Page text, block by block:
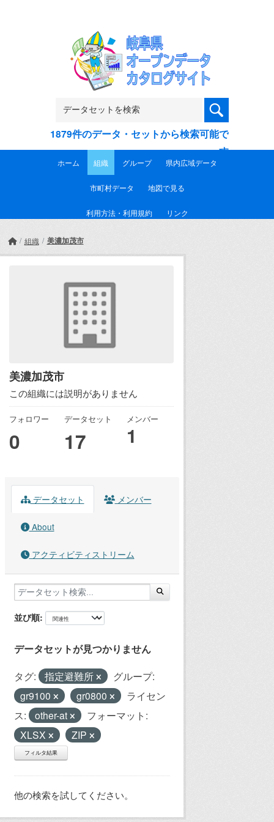
1879件のデータ・セットから検索可能で
す
ホーム 組織 グループ 県内広域データ
市町村データ 地図で見る
利用方法・利用規約 リンク
組織 美濃加茂市
美濃加茂市
この組織には説明がありません
フォロワー
0
データセット
17
メンバー
1
データセット メンバー
About
アクティビティストリーム
並び順
データセットが見つかりません
タグ: 指定避難所
グループ:
gr9100
gr0800
ライセン
ス:
other-at
フォーマット:
XLSX
ZIP
フィルタ結果
他の検索を試してください。